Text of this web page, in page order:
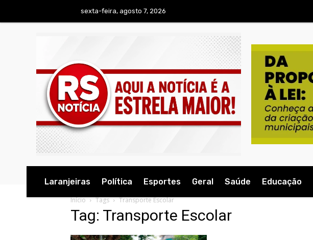
sexta-feira, agosto 7, 2026
Laranjeiras Política Esportes Geral Saúde Educação
Início Tags Transporte Escolar
Tag: Transporte Escolar